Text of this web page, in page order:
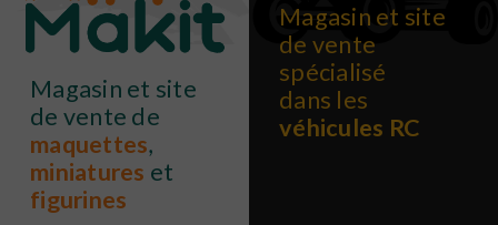
Magasin et site
de vente de
maquettes,
miniatures et
figurines
Magasin et site
de vente
spécialisé
dans les
véhicules RC